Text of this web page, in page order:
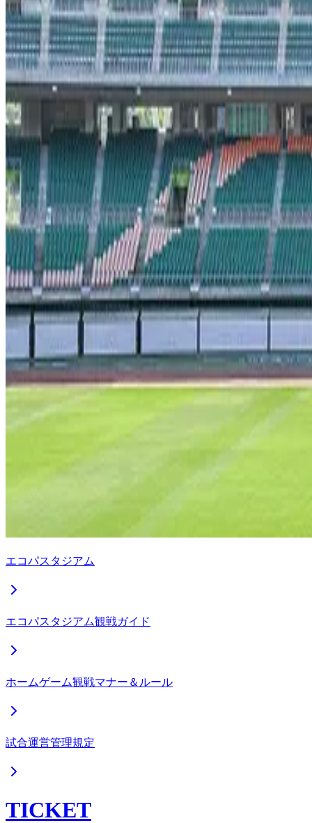
エコパスタジアム
エコパスタジアム観戦ガイド
ホームゲーム観戦マナー＆ルール
試合運営管理規定
TICKET